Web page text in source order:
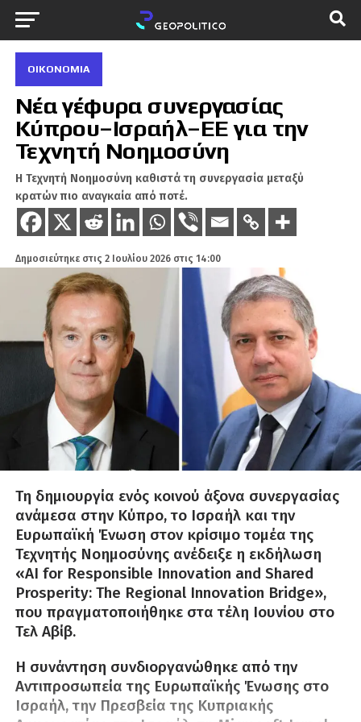
ΟΙΚΟΝΟΜΊΑ
Νέα γέφυρα συνεργασίας
Κύπρου–Ισραήλ–ΕΕ για την
Τεχνητή Νοημοσύνη
Η Τεχνητή Νοημοσύνη καθιστά τη συνεργασία μεταξύ
κρατών πιο αναγκαία από ποτέ.
Δημοσιεύτηκε στις 2 Ιουλίου 2026 στις 14:00
Τη δημιουργία ενός κοινού άξονα συνεργασίας
ανάμεσα στην Κύπρο, το Ισραήλ και την
Ευρωπαϊκή Ένωση στον κρίσιμο τομέα της
Τεχνητής Νοημοσύνης ανέδειξε η εκδήλωση
«AI for Responsible Innovation and Shared
Prosperity: The Regional Innovation Bridge»,
που πραγματοποιήθηκε στα τέλη Ιουνίου στο
Τελ Αβίβ.
Η συνάντηση συνδιοργανώθηκε από την
Αντιπροσωπεία της Ευρωπαϊκής Ένωσης στο
Ισραήλ, την Πρεσβεία της Κυπριακής